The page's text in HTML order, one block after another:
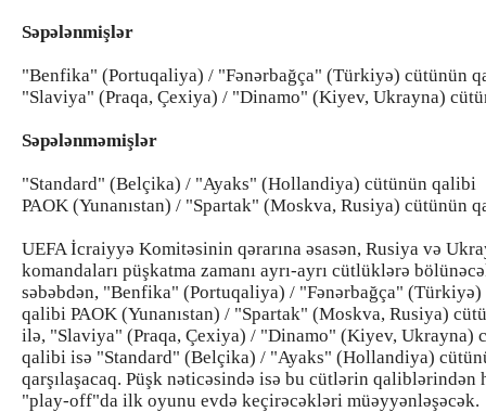
Səpələnmişlər
"Benfika" (Portuqaliya) / "Fənərbağça" (Türkiyə) cütünün
"Slaviya" (Praqa, Çexiya) / "Dinamo" (Kiyev, Ukrayna)
Səpələnməmişlər
"Standard" (Belçika) / "Ayaks" (Hollandiya) cütünün qalibi
PAOK (Yunanıstan) / "Spartak" (Moskva, Rusiya) cütünün
UEFA İcraiyyə Komitəsinin qərarına əsasən, Rusiya və
komandaları püşkatma zamanı ayrı-ayrı cütlüklərə
səbəbdən, "Benfika" (Portuqaliya) / "Fənərbağça" (Türkiyə)
qalibi PAOK (Yunanıstan) / "Spartak" (Moskva, Rusiya)
ilə, "Slaviya" (Praqa, Çexiya) / "Dinamo" (Kiyev, Ukrayna)
qalibi isə "Standard" (Belçika) / "Ayaks" (Hollandiya)
qarşılaşacaq. Püşk nəticəsində isə bu cütlərin qaliblərindən
"play-off"da ilk oyunu evdə keçirəcəkləri müəyyənləşəcək.